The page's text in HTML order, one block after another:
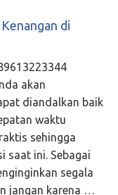
di
akan
diandalkan baik
waktu
sehingga
saat ini. Sebagai
segala
jangan karena …